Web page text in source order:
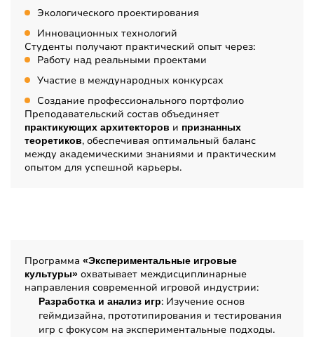
Экологического проектирования
Инновационных технологий
Студенты получают практический опыт через:
Работу над реальными проектами
Участие в международных конкурсах
Создание профессионального портфолио
Преподавательский состав объединяет
практикующих архитекторов и признанных
теоретиков, обеспечивая оптимальный баланс
между академическими знаниями и практическим
опытом для успешной карьеры.
Программа «Экспериментальные игровые
культуры» охватывает междисциплинарные
направления современной игровой индустрии:
Разработка и анализ игр: Изучение основ
геймдизайна, прототипирования и тестирования
игр с фокусом на экспериментальные подходы.